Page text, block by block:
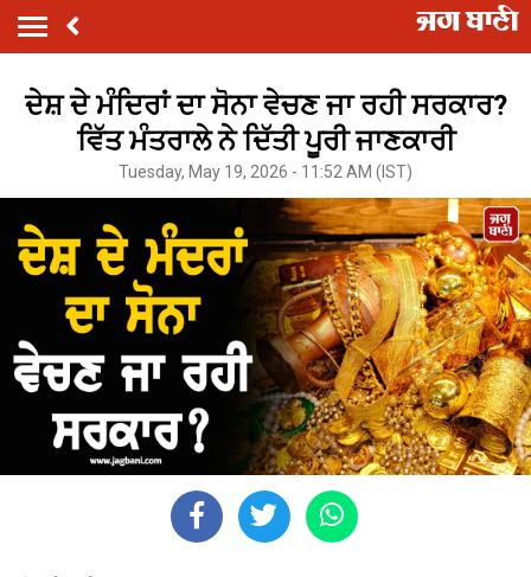
ਦੇਸ਼ ਦੇ ਮੰਦਿਰਾਂ ਦਾ ਸੋਨਾ ਵੇਚਣ ਜਾ ਰਹੀ ਸਰਕਾਰ?
ਵਿੱਤ ਮੰਤਰਾਲੇ ਨੇ ਦਿੱਤੀ ਪੂਰੀ ਜਾਣਕਾਰੀ
Tuesday, May 19, 2026 - 11:52 AM (IST)